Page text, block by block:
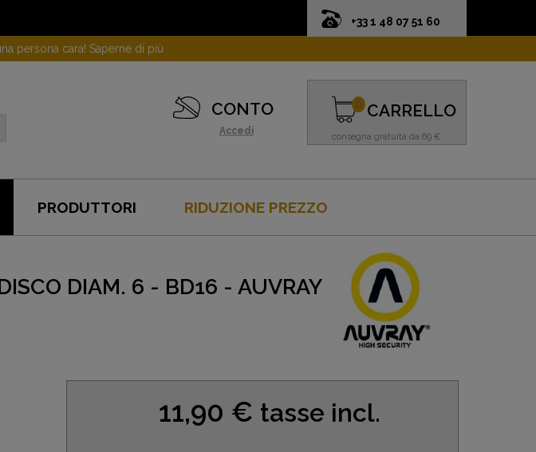
+33 1 48 07 51 60
persona cara! Saperne di più
CONTO
Accedi
CARRELLO
consegna gratuita da 69 €
0
PRODUTTORI RIDUZIONE PREZZO
DIAM. 6 - BD16 - AUVRAY
11,90 € tasse incl.